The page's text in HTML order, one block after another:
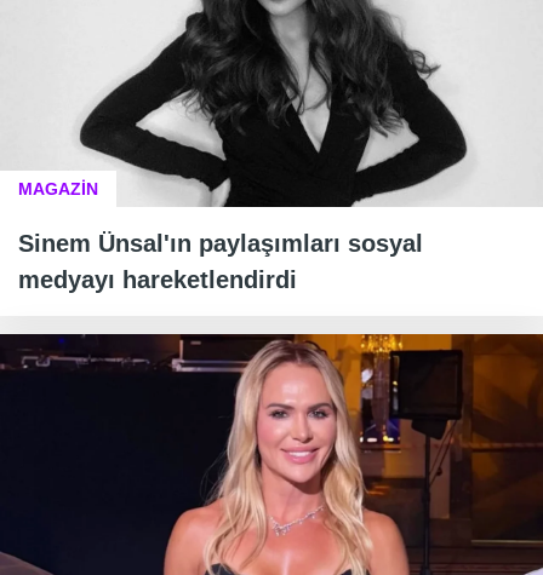
MAGAZİN
Sinem Ünsal'ın paylaşımları sosyal
medyayı hareketlendirdi